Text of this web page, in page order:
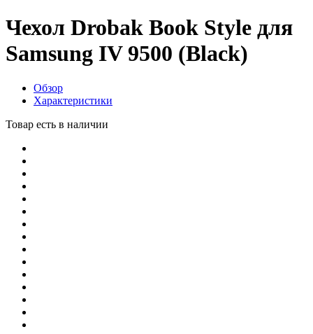
Чехол Drobak Book Style для
Samsung IV 9500 (Black)
Обзор
Характеристики
Товар есть в наличии